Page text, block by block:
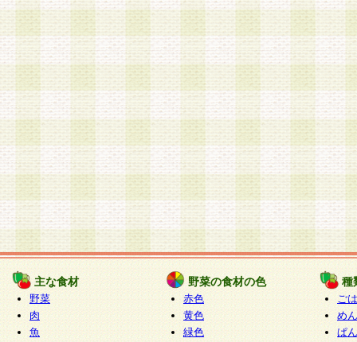
主な食材
野菜
肉
魚
野菜の食材の色
赤色
黄色
緑色
種
ご
めん
ぱん